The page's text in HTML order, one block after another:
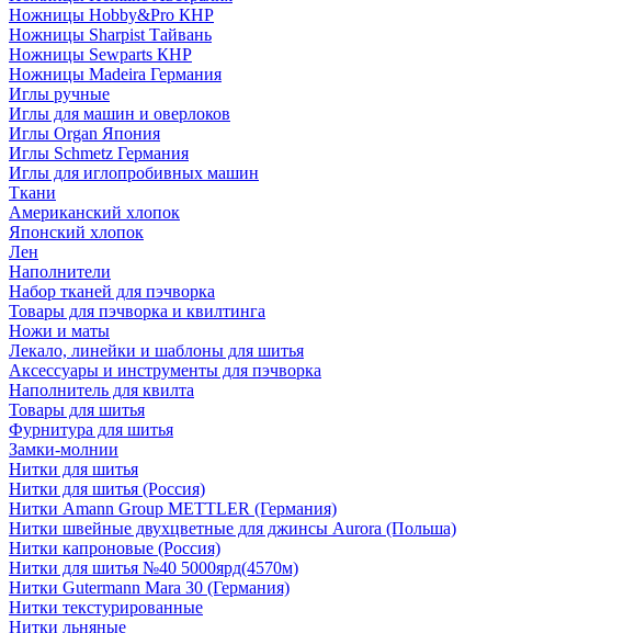
Ножницы Hobby&Pro КНР
Ножницы Sharpist Тайвань
Ножницы Sewparts КНР
Ножницы Madeira Германия
Иглы ручные
Иглы для машин и оверлоков
Иглы Organ Япония
Иглы Schmetz Германия
Иглы для иглопробивных машин
Ткани
Американский хлопок
Японский хлопок
Лен
Наполнители
Набор тканей для пэчворка
Товары для пэчворка и квилтинга
Ножи и маты
Лекало, линейки и шаблоны для шитья
Аксессуары и инструменты для пэчворка
Наполнитель для квилта
Товары для шитья
Фурнитура для шитья
Замки-молнии
Нитки для шитья
Нитки для шитья (Россия)
Нитки Amann Group METTLER (Германия)
Нитки швейные двухцветные для джинсы Aurora (Польша)
Нитки капроновые (Россия)
Нитки для шитья №40 5000ярд(4570м)
Нитки Gutermann Mara 30 (Германия)
Нитки текстурированные
Нитки льняные